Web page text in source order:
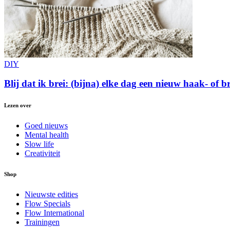
DIY
Blij dat ik brei: (bijna) elke dag een nieuw haak- of
Lezen over
Goed nieuws
Mental health
Slow life
Creativiteit
Shop
Nieuwste edities
Flow Specials
Flow International
Trainingen